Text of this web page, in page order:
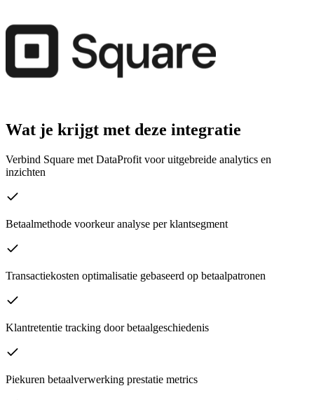
Wat je krijgt met deze integratie
Verbind Square met DataProfit voor uitgebreide analytics en
inzichten
Betaalmethode voorkeur analyse per klantsegment
Transactiekosten optimalisatie gebaseerd op betaalpatronen
Klantretentie tracking door betaalgeschiedenis
Piekuren betaalverwerking prestatie metrics